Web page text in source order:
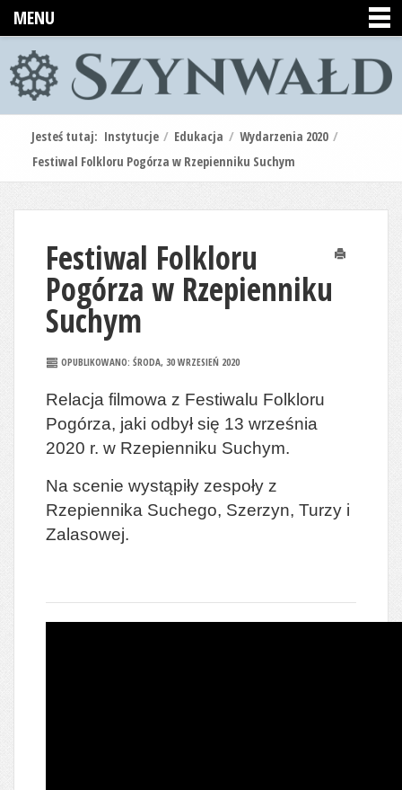
MENU
Jesteś tutaj: Instytucje / Edukacja / Wydarzenia 2020 /
Festiwal Folkloru Pogórza w Rzepienniku Suchym
Festiwal Folkloru
Pogórza w Rzepienniku
Suchym
OPUBLIKOWANO: ŚRODA, 30 WRZESIEŃ 2020
Relacja filmowa z Festiwalu Folkloru
Pogórza, jaki odbył się 13 września
2020 r. w Rzepienniku Suchym.
Na scenie wystąpiły zespoły z
Rzepiennika Suchego, Szerzyn, Turzy i
Zalasowej.